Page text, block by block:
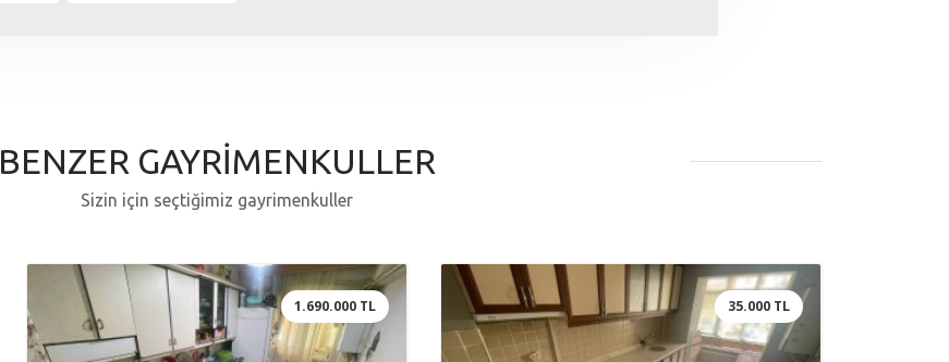
BENZER GAYRİMENKULLER
Sizin için seçtiğimiz gayrimenkuller
1.690.000 TL 35.000 TL